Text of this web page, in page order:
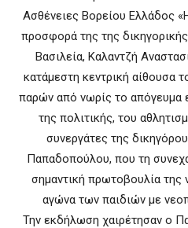
Ασθένειες Βορείου Ελλάδος
προσφορά της της
Βασιλεία, Καλαντζή
κατάμεστη κεντρική αίθουσα
παρών από νωρίς το απόγευμα
της πολιτικής, του
συνεργάτες της
Παπαδοπούλου, που τη
σημαντική πρωτοβουλία της
αγώνα των παιδιών με
Την εκδήλωση χαιρέτησαν ο